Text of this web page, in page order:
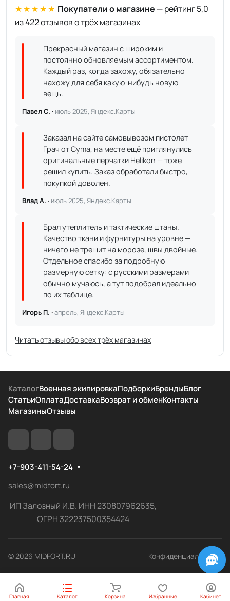
★★★★★ Покупатели о магазине — рейтинг 5,0
из 422 отзывов о трёх магазинах
Прекрасный магазин с широким и
постоянно обновляемым ассортиментом.
Каждый раз, когда захожу, обязательно
нахожу для себя какую-нибудь новую
вещь.
Павел С. · июль 2025, Яндекс.Карты
Заказал на сайте самовывозом пистолет
Грач от Cyma, на месте ещё приглянулись
оригинальные перчатки Helikon — тоже
решил купить. Заказ обработали быстро,
покупкой доволен.
Влад А. · июль 2025, Яндекс.Карты
Брал утеплитель и тактические штаны.
Качество ткани и фурнитуры на уровне —
ничего не трещит на морозе, швы двойные.
Отдельное спасибо за подробную
размерную сетку: с русскими размерами
обычно мучаюсь, а тут подобрал идеально
по их таблице.
Игорь П. ·апрель, Яндекс.Карты
Читать отзывы обо всех трёх магазинах
КаталогВоенная экипировкаПодборкиБрендыБлог
СтатьиОплатаДоставкаВозврат и обменКонтакты
МагазиныОтзывы
+7-903-411-54-24
sales@midfort.ru
ИП Залозный И.В. ИНН 230807962635,
ОГРН 322237500354424
© 2026 MIDFORT.RU Конфиденциальность
Главная Каталог Корзина Избранные Кабинет